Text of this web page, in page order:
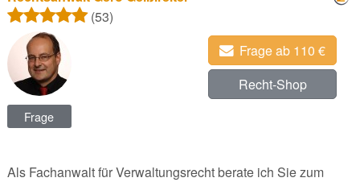
(53)
Frage
Frage ab 110 €
Recht-Shop
Als Fachanwalt für Verwaltungsrecht berate ich Sie zum